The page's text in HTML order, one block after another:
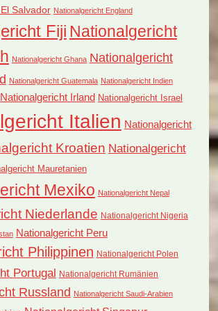
Salvador Nationalgericht England
Fiji Nationalgericht
Nationalgericht Ghana Nationalgericht
Nationalgericht Guatemala Nationalgericht Indien
Nationalgericht Irland Nationalgericht Israel
Italien Nationalgericht
Kroatien Nationalgericht
Mauretanien
Mexiko Nationalgericht Nepal
Niederlande Nationalgericht Nigeria
Nationalgericht Peru
Philippinen Nationalgericht Polen
Portugal Nationalgericht Rumänien
Russland Nationalgericht Saudi-Arabien